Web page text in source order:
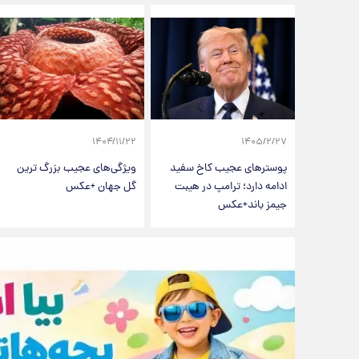
۱۴۰۵/۲/۲۷
پوسترهای عجیب کاخ سفید
ادامه دارد؛ ترامپ در هیبت
جیمز باند+عکس
۱۴۰۴/۱۱/۲۲
ویژگی‌های عجیب بزرگ‌ ترین
گل جهان +عکس